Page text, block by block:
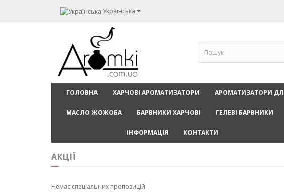
Українська
ГОЛОВНА ХАРЧОВІ АРОМАТИЗАТОРИ АРОМАТИЗАТОРИ
МАСЛО ЖОЖОБА БАРВНИКИ ХАРЧОВІ ГЕЛЕВІ БАРВНИКИ
ІНФОРМАЦІЯ КОНТАКТИ
АКЦІЇ
Немає спеціальних пропозицій